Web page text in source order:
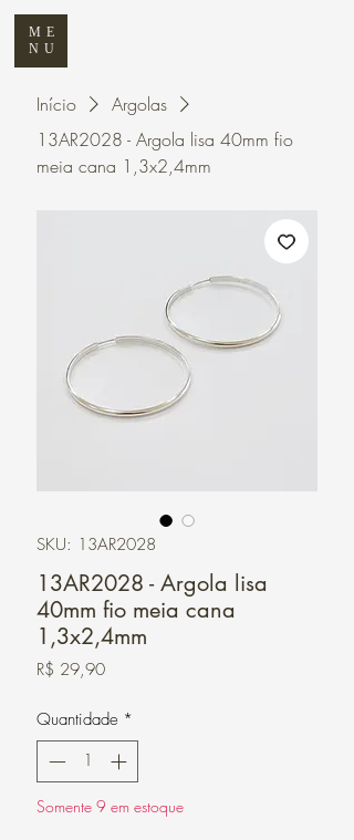
ME
NU
Início
Argolas
13AR2028 - Argola lisa 40mm fio
meia cana 1,3x2,4mm
SKU: 13AR2028
13AR2028 - Argola lisa
40mm fio meia cana
1,3x2,4mm
R$ 29,90Preço
Quantidade *
Somente 9 em estoque